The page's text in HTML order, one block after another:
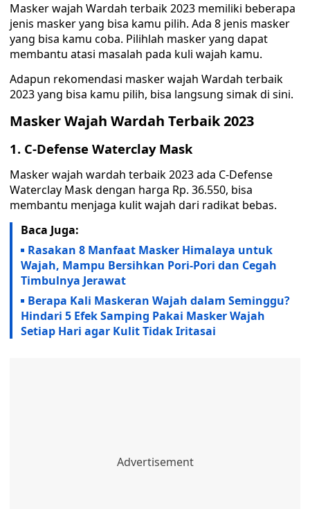
Masker wajah Wardah terbaik 2023 memiliki beberapa
jenis masker yang bisa kamu pilih. Ada 8 jenis masker
yang bisa kamu coba. Pilihlah masker yang dapat
membantu atasi masalah pada kuli wajah kamu.
Adapun rekomendasi masker wajah Wardah terbaik
2023 yang bisa kamu pilih, bisa langsung simak di sini.
Masker Wajah Wardah Terbaik 2023
1. C-Defense Waterclay Mask
Masker wajah wardah terbaik 2023 ada C-Defense
Waterclay Mask dengan harga Rp. 36.550, bisa
membantu menjaga kulit wajah dari radikat bebas.
Baca Juga:
Rasakan 8 Manfaat Masker Himalaya untuk
Wajah, Mampu Bersihkan Pori-Pori dan Cegah
Timbulnya Jerawat
Berapa Kali Maskeran Wajah dalam Seminggu?
Hindari 5 Efek Samping Pakai Masker Wajah
Setiap Hari agar Kulit Tidak Iritasai